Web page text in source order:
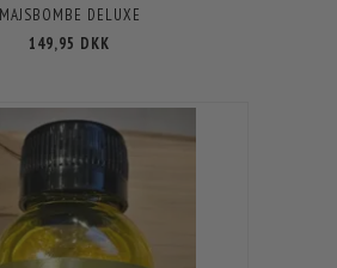
MAJSBOMBE DELUXE
149,95 DKK